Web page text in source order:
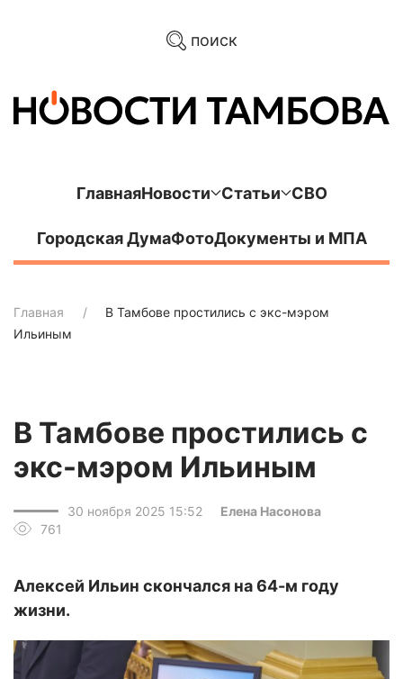
поиск
ГлавнаяНовости Статьи СВО
Городская ДумаФотоДокументы и МПА
Главная
В Тамбове простились с экс-мэром
Ильиным
В Тамбове простились с
экс-мэром Ильиным
30 ноября 2025 15:52
Елена Насонова
761
Алексей Ильин скончался на 64-м году
жизни.